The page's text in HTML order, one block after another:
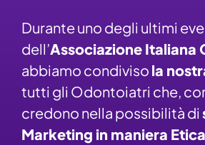
Durante uno degli ultimi
dell’Associazione Italiana
abbiamo condiviso la
tutti gli Odontoiatri che,
credono nella possibilità di
Marketing in maniera Etica